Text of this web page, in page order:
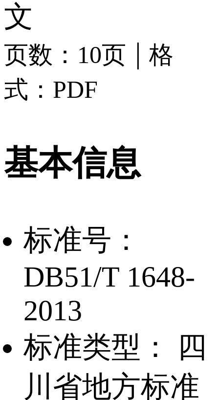
文
页数：10页 | 格
式：PDF
基本信息
标准号：
DB51/T 1648-
2013
标准类型：
四
川省地方标准